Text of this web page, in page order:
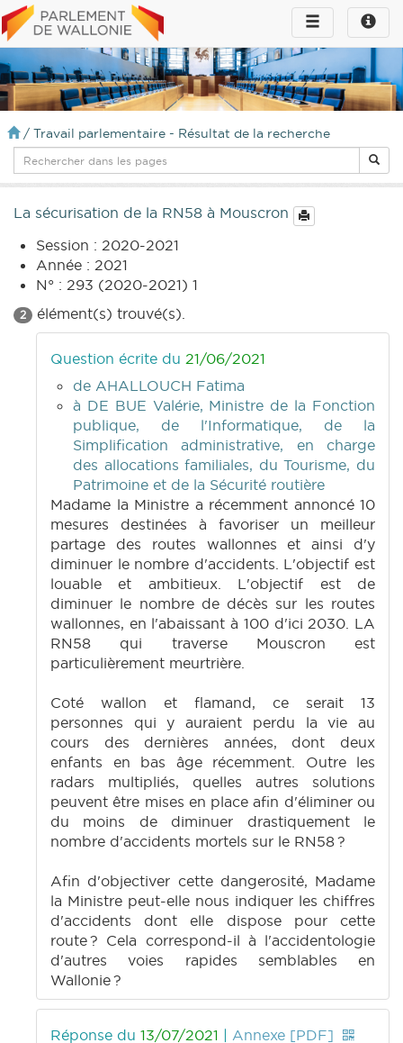
Toggle
infos
Toggle
navigation
/ Travail parlementaire - Résultat de la recherche
La sécurisation de la RN58 à Mouscron
Session : 2020-2021
Année : 2021
N° : 293 (2020-2021) 1
2 élément(s) trouvé(s).
Question écrite du 21/06/2021
de AHALLOUCH Fatima
à DE BUE Valérie, Ministre de la Fonction
publique, de l'Informatique, de la
Simplification administrative, en charge
des allocations familiales, du Tourisme, du
Patrimoine et de la Sécurité routière
Madame la Ministre a récemment annoncé 10
mesures destinées à favoriser un meilleur
partage des routes wallonnes et ainsi d'y
diminuer le nombre d'accidents. L'objectif est
louable et ambitieux. L'objectif est de
diminuer le nombre de décès sur les routes
wallonnes, en l'abaissant à 100 d'ici 2030. LA
RN58 qui traverse Mouscron est
particulièrement meurtrière.
Coté wallon et flamand, ce serait 13
personnes qui y auraient perdu la vie au
cours des dernières années, dont deux
enfants en bas âge récemment. Outre les
radars multipliés, quelles autres solutions
peuvent être mises en place afin d'éliminer ou
du moins de diminuer drastiquement le
nombre d'accidents mortels sur le RN58 ?
Afin d'objectiver cette dangerosité, Madame
la Ministre peut-elle nous indiquer les chiffres
d'accidents dont elle dispose pour cette
route ? Cela correspond-il à l'accidentologie
d'autres voies rapides semblables en
Wallonie ?
Réponse du 13/07/2021 | Annexe [PDF]